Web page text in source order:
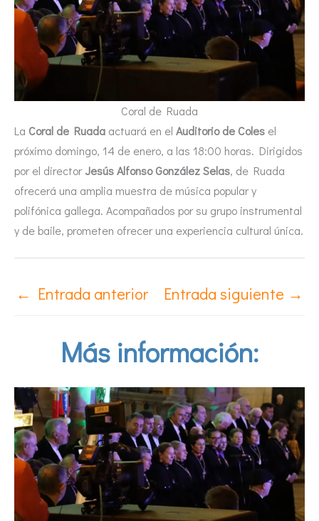
Coral de Ruada
La Coral de Ruada actuará en el Auditorio de Coles el
próximo domingo, 14 de enero, a las 18:00 horas. Dirigidos
por el directorJesús Alfonso González Selas, de Ruada
ofrecerá una amplia muestra de música popular y
polifónica gallega. Acompañados por su grupo instrumental
y de baile, prometen ofrecer una experiencia cultural única.
← Entrada anterior Entrada siguiente →
Más información: